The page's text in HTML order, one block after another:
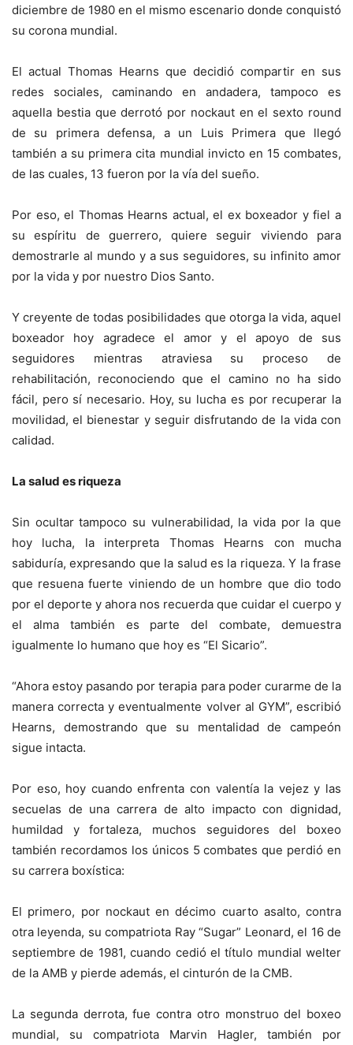
diciembre de 1980 en el mismo escenario donde conquistó
su corona mundial.
El actual Thomas Hearns que decidió compartir en sus
redes sociales, caminando en andadera, tampoco es
aquella bestia que derrotó por nockaut en el sexto round
de su primera defensa, a un Luis Primera que llegó
también a su primera cita mundial invicto en 15 combates,
de las cuales, 13 fueron por la vía del sueño.
Por eso, el Thomas Hearns actual, el ex boxeador y fiel a
su espíritu de guerrero, quiere seguir viviendo para
demostrarle al mundo y a sus seguidores, su infinito amor
por la vida y por nuestro Dios Santo.
Y creyente de todas posibilidades que otorga la vida, aquel
boxeador hoy agradece el amor y el apoyo de sus
seguidores mientras atraviesa su proceso de
rehabilitación, reconociendo que el camino no ha sido
fácil, pero sí necesario. Hoy, su lucha es por recuperar la
movilidad, el bienestar y seguir disfrutando de la vida con
calidad.
La salud es riqueza
Sin ocultar tampoco su vulnerabilidad, la vida por la que
hoy lucha, la interpreta Thomas Hearns con mucha
sabiduría, expresando que la salud es la riqueza. Y la frase
que resuena fuerte viniendo de un hombre que dio todo
por el deporte y ahora nos recuerda que cuidar el cuerpo y
el alma también es parte del combate, demuestra
igualmente lo humano que hoy es “El Sicario”.
“Ahora estoy pasando por terapia para poder curarme de la
manera correcta y eventualmente volver al GYM”, escribió
Hearns, demostrando que su mentalidad de campeón
sigue intacta.
Por eso, hoy cuando enfrenta con valentía la vejez y las
secuelas de una carrera de alto impacto con dignidad,
humildad y fortaleza, muchos seguidores del boxeo
también recordamos los únicos 5 combates que perdió en
su carrera boxística:
El primero, por nockaut en décimo cuarto asalto, contra
otra leyenda, su compatriota Ray “Sugar” Leonard, el 16 de
septiembre de 1981, cuando cedió el título mundial welter
de la AMB y pierde además, el cinturón de la CMB.
La segunda derrota, fue contra otro monstruo del boxeo
mundial, su compatriota Marvin Hagler, también por